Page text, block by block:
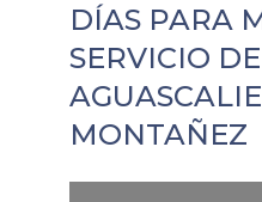
DÍAS PARA
SERVICIO
MONTAÑEZ